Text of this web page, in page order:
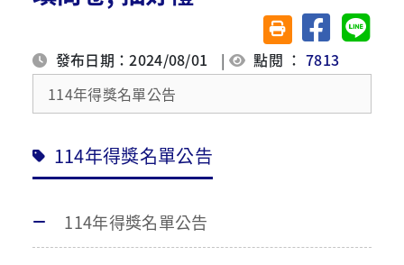
友善列印(另開視窗)
分享至臉書分享
發布日期：2024/08/01 | 點閱 ：7813
114年得獎名單公告
114年得獎名單公告
114年得獎名單公告